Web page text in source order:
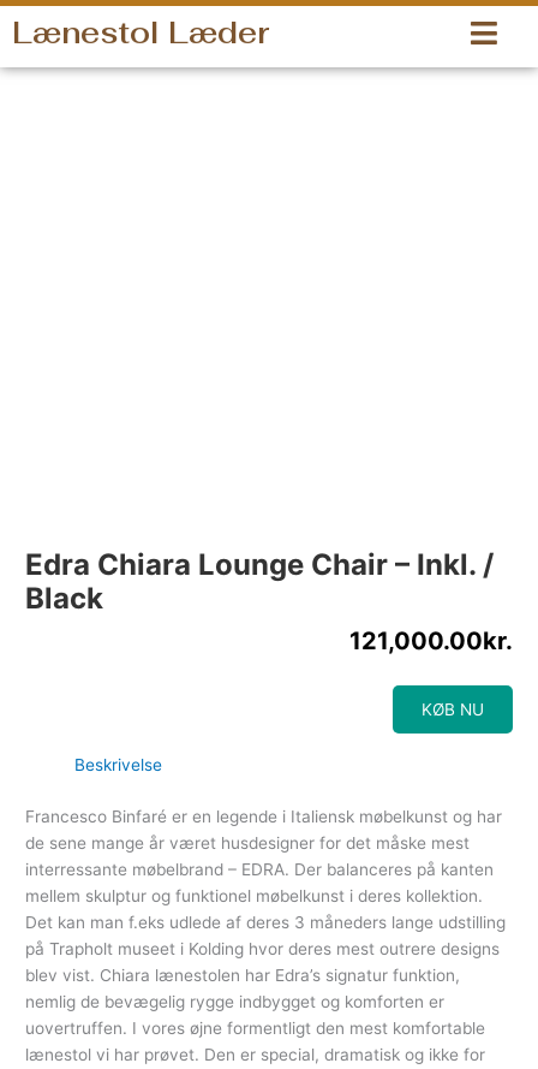
Gå
indholdet
Lænestol Læder
Edra Chiara Lounge Chair – Inkl. /
Black
121,000.00kr.
KØB NU
Beskrivelse
Francesco Binfaré er en legende i Italiensk møbelkunst og har
de sene mange år været husdesigner for det måske mest
interressante møbelbrand – EDRA. Der balanceres på kanten
mellem skulptur og funktionel møbelkunst i deres kollektion.
Det kan man f.eks udlede af deres 3 måneders lange udstilling
på Trapholt museet i Kolding hvor deres mest outrere designs
blev vist. Chiara lænestolen har Edra’s signatur funktion,
nemlig de bevægelig rygge indbygget og komforten er
uovertruffen. I vores øjne formentligt den mest komfortable
lænestol vi har prøvet. Den er special, dramatisk og ikke for